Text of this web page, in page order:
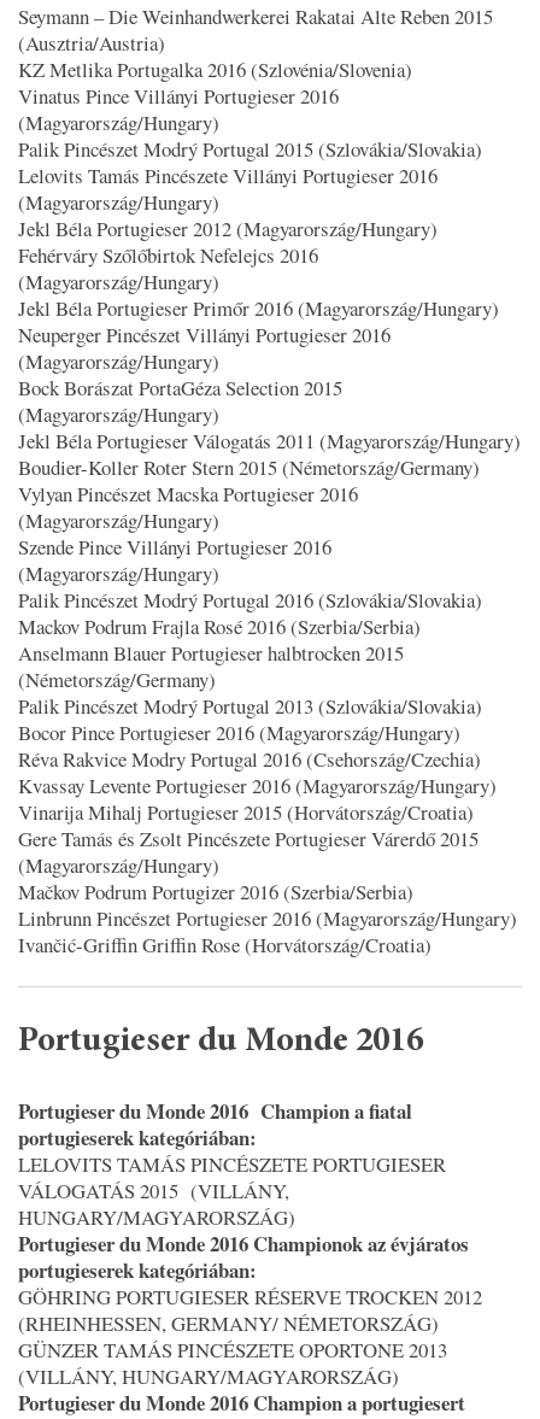
Seymann – Die Weinhandwerkerei Rakatai Alte Reben 2015
(Ausztria/Austria)
KZ Metlika Portugalka 2016 (Szlovénia/Slovenia)
Vinatus Pince Villányi Portugieser 2016
(Magyarország/Hungary)
Palik Pincészet Modrý Portugal 2015 (Szlovákia/Slovakia)
Lelovits Tamás Pincészete Villányi Portugieser 2016
(Magyarország/Hungary)
Jekl Béla Portugieser 2012 (Magyarország/Hungary)
Fehérváry Szőlőbirtok Nefelejcs 2016
(Magyarország/Hungary)
Jekl Béla Portugieser Primőr 2016 (Magyarország/Hungary)
Neuperger Pincészet Villányi Portugieser 2016
(Magyarország/Hungary)
Bock Borászat PortaGéza Selection 2015
(Magyarország/Hungary)
Jekl Béla Portugieser Válogatás 2011 (Magyarország/Hungary)
Boudier-Koller Roter Stern 2015 (Németország/Germany)
Vylyan Pincészet Macska Portugieser 2016
(Magyarország/Hungary)
Szende Pince Villányi Portugieser 2016
(Magyarország/Hungary)
Palik Pincészet Modrý Portugal 2016 (Szlovákia/Slovakia)
Mackov Podrum Frajla Rosé 2016 (Szerbia/Serbia)
Anselmann Blauer Portugieser halbtrocken 2015
(Németország/Germany)
Palik Pincészet Modrý Portugal 2013 (Szlovákia/Slovakia)
Bocor Pince Portugieser 2016 (Magyarország/Hungary)
Réva Rakvice Modry Portugal 2016 (Csehország/Czechia)
Kvassay Levente Portugieser 2016 (Magyarország/Hungary)
Vinarija Mihalj Portugieser 2015 (Horvátország/Croatia)
Gere Tamás és Zsolt Pincészete Portugieser Várerdő 2015
(Magyarország/Hungary)
Mačkov Podrum Portugizer 2016 (Szerbia/Serbia)
Linbrunn Pincészet Portugieser 2016 (Magyarország/Hungary)
Ivančić-Griffin Griffin Rose (Horvátország/Croatia)
Portugieser du Monde 2016
Portugieser du Monde 2016 Champion a fiatal
portugieserek kategóriában:
LELOVITS TAMÁS PINCÉSZETE PORTUGIESER
VÁLOGATÁS 2015 (VILLÁNY,
HUNGARY/MAGYARORSZÁG)
Portugieser du Monde 2016 Championok az évjáratos
portugieserek kategóriában:
GÖHRING PORTUGIESER RÉSERVE TROCKEN 2012
(RHEINHESSEN, GERMANY/ NÉMETORSZÁG)
GÜNZER TAMÁS PINCÉSZETE OPORTONE 2013
(VILLÁNY, HUNGARY/MAGYARORSZÁG)
Portugieser du Monde 2016 Champion a portugiesert